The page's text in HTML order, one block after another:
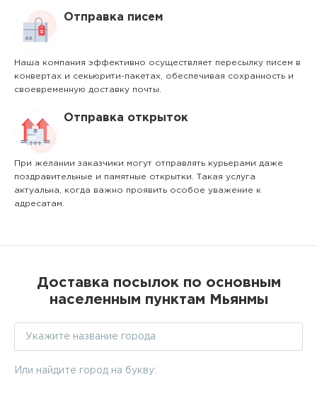
Отправка писем
Наша компания эффективно осуществляет пересылку писем в
конвертах и секьюрити-пакетах, обеспечивая сохранность и
своевременную доставку почты.
Отправка открыток
При желании заказчики могут отправлять курьерами даже
поздравительные и памятные открытки. Такая услуга
актуальна, когда важно проявить особое уважение к
адресатам.
Доставка посылок по основным
населенным пунктам Мьянмы
Или найдите город на букву: